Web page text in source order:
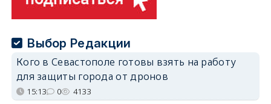
Выбор Редакции
Кого в Севастополе готовы взять на работу
для защиты города от дронов
15:13 0 4133